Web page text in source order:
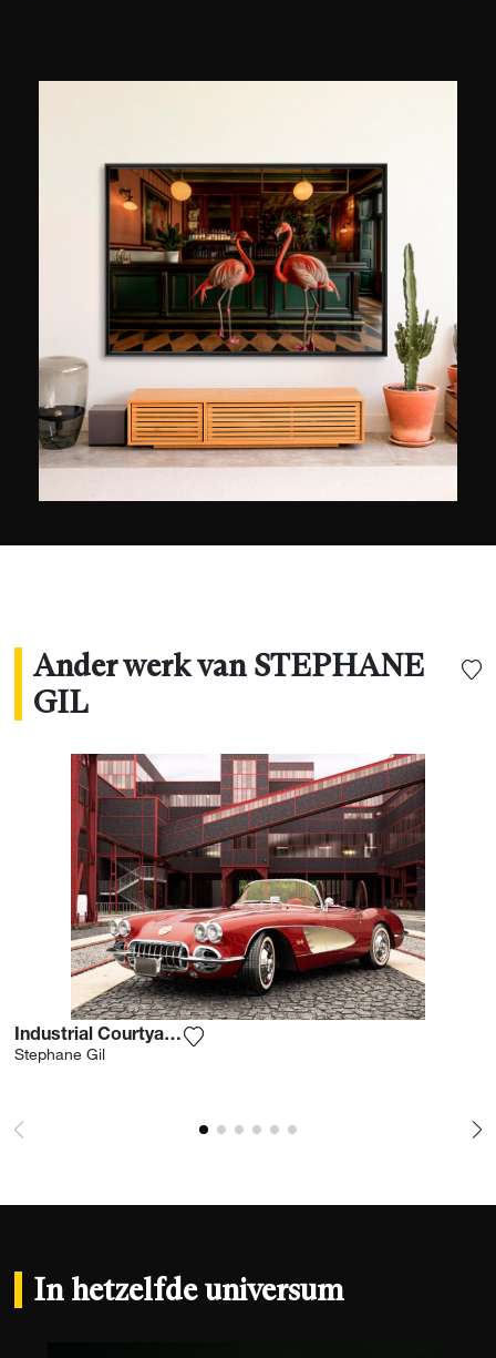
heeft weten door te maken, aangezien hij nu
leeft vanuit zijn passie. Geïnspireerd door de
popcultuur, cinema, New Wave en computers
maakt de Franse kunstenaar realistische werken
met een vleugje graphics. Om dit te doen,
gebruikt hij een reeks 3D-software tijdens een
rigoureus creatief proces met als doel aan te
tonen dat industrieel ontwerp sculpturaal en
mooi kan zijn, los van alle andere overwegingen.
Ander werk van STEPHANE
GIL
Industrial Courtyard Lady In Red
Stephane Gil
In hetzelfde universum